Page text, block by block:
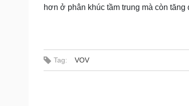
hơn ở phân khúc tầm trung mà còn
Tag: VOV